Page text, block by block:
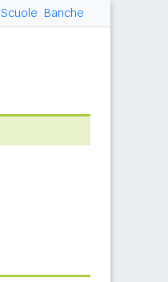
Scuole Banche